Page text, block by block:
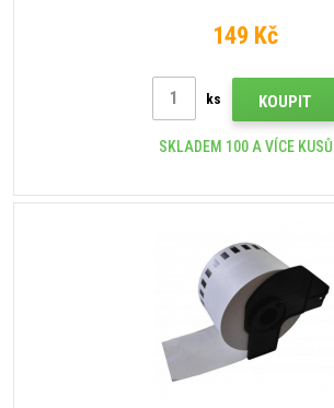
149 Kč
ks KOUPIT
SKLADEM 100 A VÍCE KUSŮ